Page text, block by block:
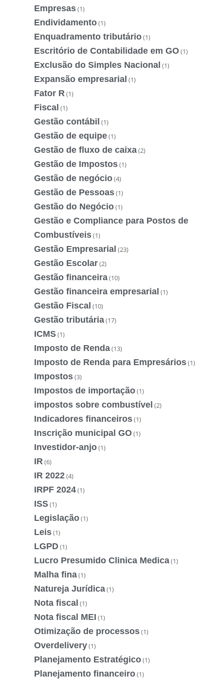
Empresas(1)
Endividamento(1)
Enquadramento tributário(1)
Escritório de Contabilidade em GO(1)
Exclusão do Simples Nacional (1)
Expansão empresarial (1)
Fator R (1)
Fiscal (1)
Gestão contábil (1)
Gestão de equipe(1)
Gestão de fluxo de caixa(2)
Gestão de Impostos(1)
Gestão de negócio(4)
Gestão de Pessoas(1)
Gestão do Negócio(1)
Gestão e Compliance para Postos de
Combustíveis(1)
Gestão Empresarial (23)
Gestão Escolar(2)
Gestão financeira(10)
Gestão financeira empresarial (1)
Gestão Fiscal (10)
Gestão tributária(17)
ICMS(1)
Imposto de Renda(13)
Imposto de Renda para Empresários(1)
Impostos(3)
Impostos de importação(1)
impostos sobre combustível (2)
Indicadores financeiros(1)
Inscrição municipal GO(1)
Investidor-anjo(1)
IR (6)
IR 2022(4)
IRPF 2024(1)
ISS(1)
Legislação(1)
Leis(1)
LGPD(1)
Lucro Presumido Clinica Medica(1)
Malha fina(1)
Natureja Jurídica(1)
Nota fiscal (1)
Nota fiscal MEI (1)
Otimização de processos(1)
Overdelivery(1)
Planejamento Estratégico(1)
Planejamento financeiro(1)